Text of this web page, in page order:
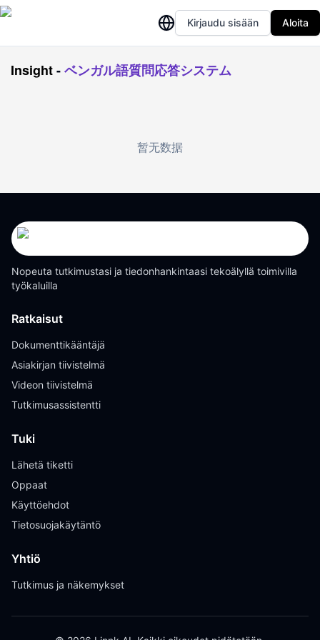
Kirjaudu sisään Aloita
Insight-ベンガル語質問応答システム
暂无数据
Nopeuta tutkimustasi ja tiedonhankintaasi tekoälyllä toimivilla
työkaluilla
Ratkaisut
Dokumenttikääntäjä
Asiakirjan tiivistelmä
Videon tiivistelmä
Tutkimusassistentti
Tuki
Lähetä tiketti
Oppaat
Käyttöehdot
Tietosuojakäytäntö
Yhtiö
Tutkimus ja näkemykset